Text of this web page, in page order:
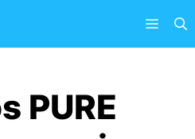
Menú
PURE